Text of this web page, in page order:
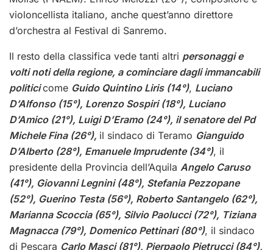
violoncellista italiano, anche quest’anno direttore
d’orchestra al Festival di Sanremo.
Il resto della classifica vede tanti altri personaggi e
volti noti della regione, a cominciare dagli immancabili
politicicome Guido Quintino Liris (14°), Luciano
D’Alfonso (15°), Lorenzo Sospiri (18°), Luciano
D’Amico (21°), Luigi D’Eramo (24°), il senatore del Pd
Michele Fina (26°), il sindaco di Teramo Gianguido
D’Alberto (28°), Emanuele Imprudente (34°), il
presidente della Provincia dell’Aquila Angelo Caruso
(41°), Giovanni Legnini (48°), Stefania Pezzopane
(52°), Guerino Testa (56°), Roberto Santangelo (62°),
Marianna Scoccia (65°), Silvio Paolucci (72°), Tiziana
Magnacca (79°), Domenico Pettinari (80°), il sindaco
di Pescara Carlo Masci (81°), Pierpaolo Pietrucci (84°),